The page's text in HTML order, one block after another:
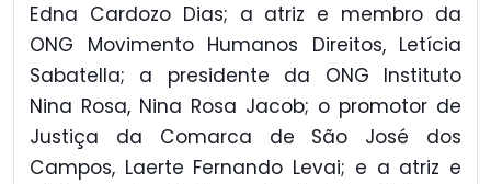
Edna Cardozo Dias; a atriz e membro da
ONG Movimento Humanos Direitos, Letícia
Sabatella; a presidente da ONG Instituto
Nina Rosa, Nina Rosa Jacob; o promotor de
Justiça da Comarca de São José dos
Campos, Laerte Fernando Levai; e a atriz e